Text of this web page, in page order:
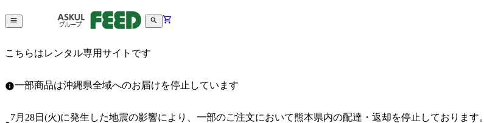
こちらはレンタル専用サイトです
一部商品は沖縄県全域へのお届けを停止しています
7月28日(火)に発生した地震の影響により、一部のご注文において熊本県内の配達・返却を停止しております。